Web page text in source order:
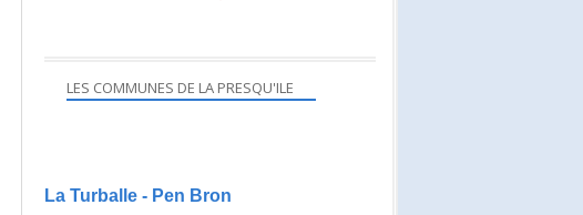
LES COMMUNES DE LA PRESQU'ILE
La Turballe - Pen Bron